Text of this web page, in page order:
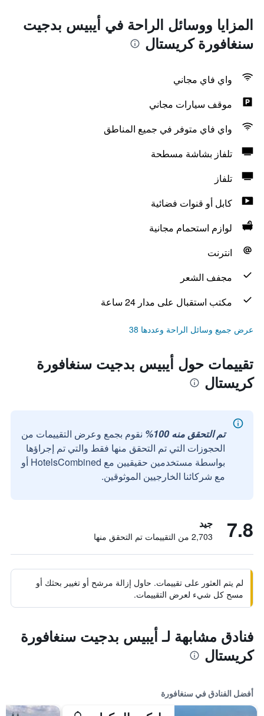
المزايا ووسائل الراحة في أيبيس بدجيت
سنغافورة كريستال
واي فاي مجاني
موقف سيارات مجاني
واي فاي متوفر في جميع المناطق
تلفاز بشاشة مسطحة
تلفاز
كابل أو قنوات فضائية
لوازم استحمام مجانية
انترنت
مجفف الشعر
مكتب استقبال على مدار 24 ساعة
عرض جميع وسائل الراحة وعددها 38
تقييمات حول أيبيس بدجيت سنغافورة
كريستال
تم التحقق منه 100%
نقوم بجمع وعرض التقييمات من
الحجوزات التي تم التحقق منها فقط والتي تم إجراؤها
بواسطة مستخدمين حقيقيين مع HotelsCombined أو
مع شركائنا الخارجيين الموثوقين.
7.8 جيد
2,703 من التقييمات تم التحقق منها
لم يتم العثور على تقييمات. حاول إزالة مرشح أو تغيير بحثك أو
مسح كل شيء لعرض التقييمات.
فنادق مشابهة لـ أيبيس بدجيت سنغافورة
كريستال
أفضل الفنادق في سنغافورة